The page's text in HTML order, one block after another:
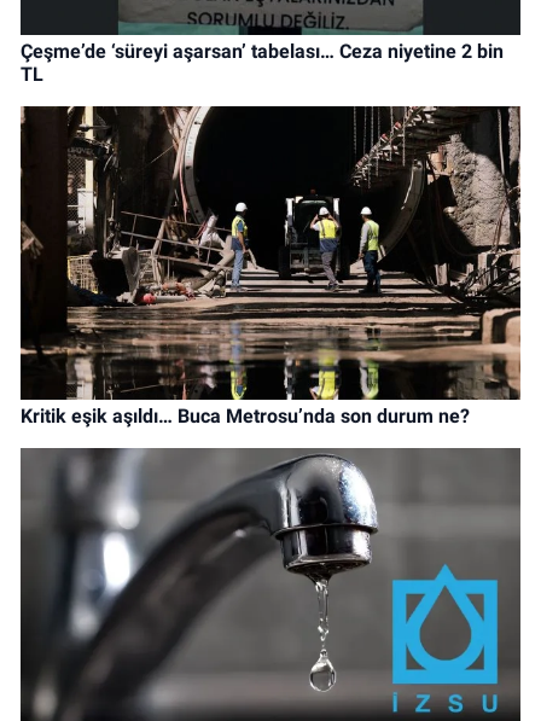
Çeşme’de ‘süreyi aşarsan’ tabelası… Ceza niyetine 2 bin
TL
Kritik eşik aşıldı… Buca Metrosu’nda son durum ne?